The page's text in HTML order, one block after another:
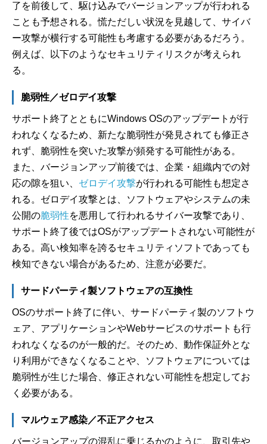
了を前後して、駆け込みでバージョンアップが行われる
ことも予想される。慌ただしい状況を見越して、サイバ
ー攻撃が横行する可能性も考慮する必要があるだろう。
例えば、以下のようなセキュリティリスクが考えられ
る。
脆弱性／ゼロデイ攻撃
サポート終了とともにWindows OSのアップデートが行
われなくなるため、新たな脆弱性が発見されても修正さ
れず、脆弱性を突いた攻撃が頻発する可能性がある。
また、バージョンアップ前後では、企業・組織内での対
応の隙を狙い、 ゼロデイ攻撃が行われる可能性も想定さ
れる。ゼロデイ攻撃とは、ソフトウェアやシステムの未
公開の脆弱性を悪用して行われるサイバー攻撃であり、
サポート終了後ではOSがアップデートされない可能性が
ある。高い検知率を誇るセキュリティソフトであっても
検知できない場合があるため、注意が必要だ。
サードパーティ製ソフトウェアの互換性
OSのサポート終了に伴い、サードパーティ製のソフトウ
ェア、アプリケーションやWebサービスのサポートも行
われなくなるのが一般的だ。そのため、動作保証外とな
り利用ができなくなることや、ソフトウェアについては
脆弱性が生じた場合、修正されない可能性を想定してお
く必要がある。
マルウェア感染／不正アクセス
バージョンアップの混乱に乗じるかのように、取引先や